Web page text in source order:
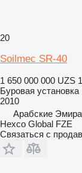
20
Soilmec SR-40
1 650 000 000 UZS
Буровая установка
2010
Арабские
Hexco Global FZE
Связаться с